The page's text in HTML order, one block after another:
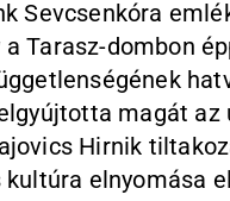
Sevcsenkóra
Tarasz-dombon
magát az
Hirnik
kultúra elnyomása